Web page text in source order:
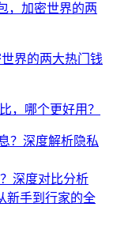
，加密世界的两
界的两大热门钱
，哪个更好用？
？深度解析隐私
深度对比分析
新手到行家的全